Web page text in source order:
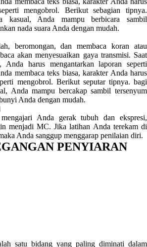
mengobrol. Berikut sebagian tipnya.
kasual, Anda mampu berbicara sambil
nada suara Anda dengan mudah.
beromongan, dan membaca koran atau
akan menyesuaikan gaya transmisi. Saat
Anda harus mengantarkan laporan seperti
membaca teks biasa, karakter Anda harus
mengobrol. Berikut seputar tipnya. bagi
Anda mampu bercakap sambil tersenyum
Anda dengan mudah.
Anda gerak tubuh dan ekspresi,
menjadi MC. Jika latihan Anda terekam di
Anda sanggup menggarap penilaian diri.
PENYIARAN
satu bidang yang paling diminati dalam